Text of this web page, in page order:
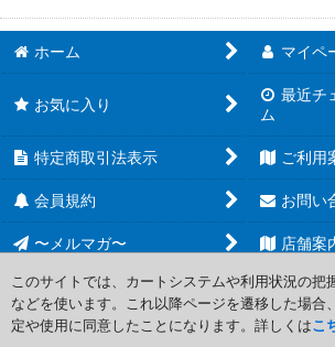
ホーム マイペ
お気に入り
最近チ
ム
特定商取引法表示 ご利用
会員規約 お問い
〜メルマガ〜 店舗案
Copyright (C) 2006-2017 PROJECT CORE
Reserved.
このサイトでは、カートシステムや利用状況の把
などを使います。これ以降ページを遷移した場合
定や使用に同意したことになります。詳しくはこ